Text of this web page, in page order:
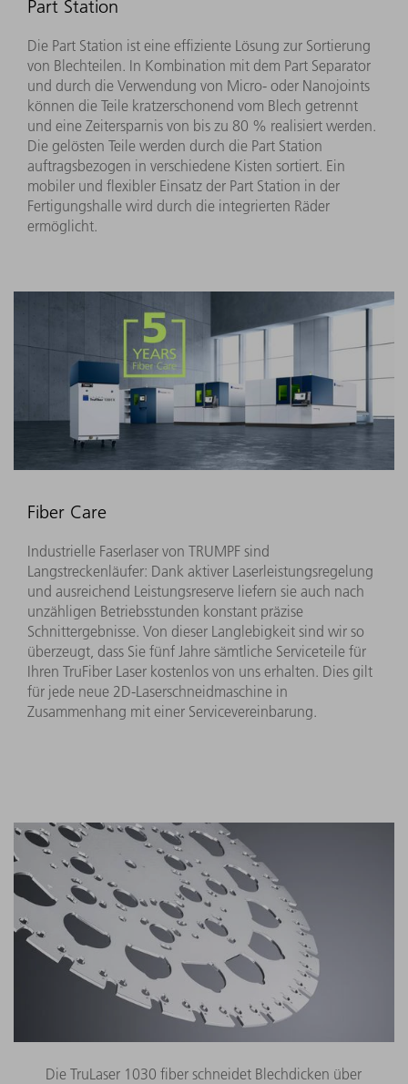
Part Station
Die Part Station ist eine effiziente Lösung zur Sortierung
von Blechteilen. In Kombination mit dem Part Separator
und durch die Verwendung von Micro- oder Nanojoints
können die Teile kratzerschonend vom Blech getrennt
und eine Zeitersparnis von bis zu 80 % realisiert werden.
Die gelösten Teile werden durch die Part Station
auftragsbezogen in verschiedene Kisten sortiert. Ein
mobiler und flexibler Einsatz der Part Station in der
Fertigungshalle wird durch die integrierten Räder
ermöglicht.
Fiber Care
Industrielle Faserlaser von TRUMPF sind
Langstreckenläufer: Dank aktiver Laserleistungsregelung
und ausreichend Leistungsreserve liefern sie auch nach
unzähligen Betriebsstunden konstant präzise
Schnittergebnisse. Von dieser Langlebigkeit sind wir so
überzeugt, dass Sie fünf Jahre sämtliche Serviceteile für
Ihren TruFiber Laser kostenlos von uns erhalten. Dies gilt
für jede neue 2D-Laserschneidmaschine in
Zusammenhang mit einer Servicevereinbarung.
Die TruLaser 1030 fiber schneidet Blechdicken über